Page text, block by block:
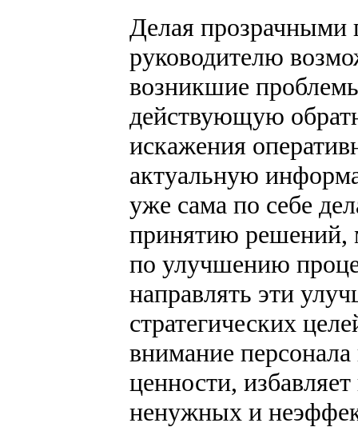
Делая прозрачными
руководителю
возникшие
действующую
искажения
актуальную
уже сама по себе
принятию решений,
по улучшению
направлять эти
стратегических
внимание персонала
ценности,
ненужных и